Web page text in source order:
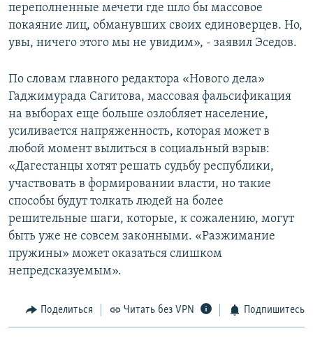
переполненные мечети где шло бы массовое
покаяние лиц, обманувших своих единоверцев. Но,
увы, ничего этого мы не увидим», - заявил Эседов.
По словам главного редактора «Нового дела»
Гаджимурада Сагитова, массовая фальсификация
на выборах еще больше озлобляет население,
усиливается напряженность, которая может в
любой момент вылиться в социальный взрыв:
«Дагестанцы хотят решать судьбу республики,
участвовать в формировании власти, но такие
способы будут толкать людей на более
решительные шаги, которые, к сожалению, могут
быть уже не совсем законными. «Разжимание
пружины» может оказаться слишком
непредсказуемым».
Поделиться Читать без VPN Подпишитесь